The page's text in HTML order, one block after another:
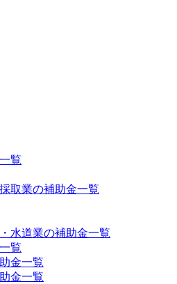
覧
取業の補助金一覧
水道業の補助金一覧
覧
金一覧
金一覧